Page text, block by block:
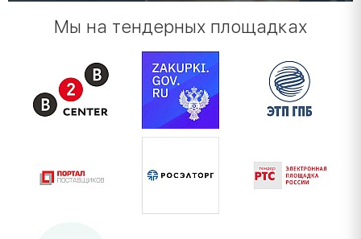
Мы на тендерных площадках